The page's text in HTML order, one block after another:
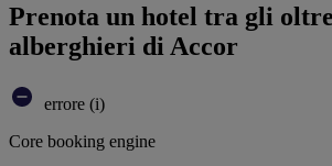
Prenota un hotel tra gli
alberghieri di Accor
errore (i)
Core booking engine